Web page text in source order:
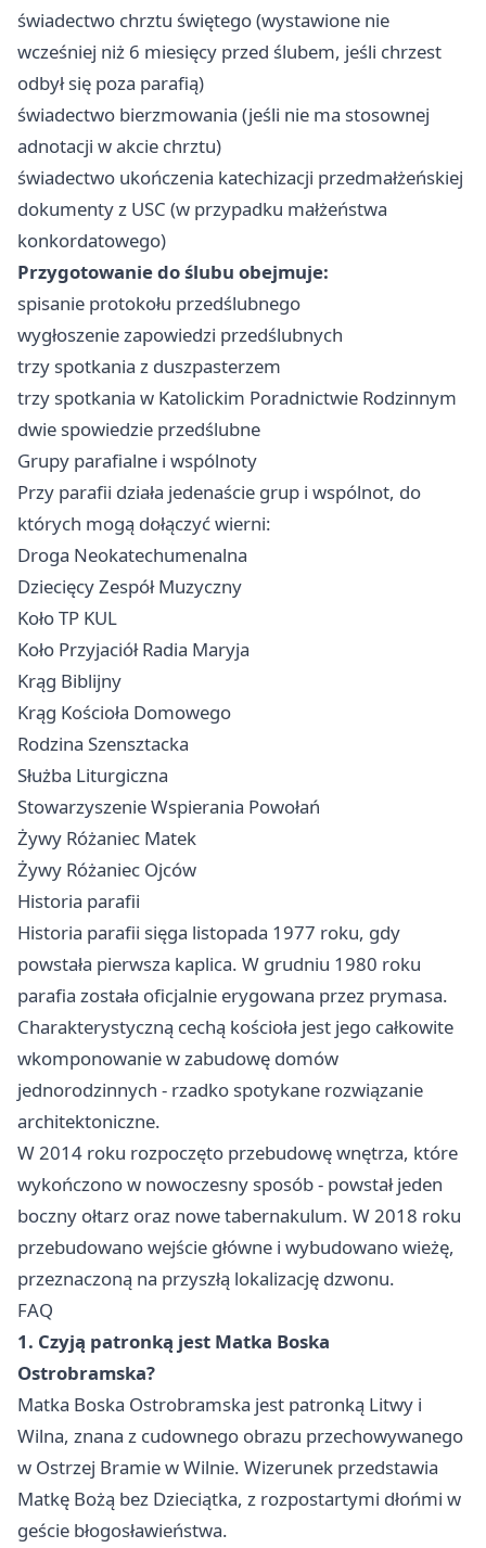
świadectwo chrztu świętego (wystawione nie
wcześniej niż 6 miesięcy przed ślubem, jeśli chrzest
odbył się poza parafią)
świadectwo bierzmowania (jeśli nie ma stosownej
adnotacji w akcie chrztu)
świadectwo ukończenia katechizacji przedmałżeńskiej
dokumenty z USC (w przypadku małżeństwa
konkordatowego)
Przygotowanie do ślubu obejmuje:
spisanie protokołu przedślubnego
wygłoszenie zapowiedzi przedślubnych
trzy spotkania z duszpasterzem
trzy spotkania w Katolickim Poradnictwie Rodzinnym
dwie spowiedzie przedślubne
Grupy parafialne i wspólnoty
Przy parafii działa jedenaście grup i wspólnot, do
których mogą dołączyć wierni:
Droga Neokatechumenalna
Dziecięcy Zespół Muzyczny
Koło TP KUL
Koło Przyjaciół Radia Maryja
Krąg Biblijny
Krąg Kościoła Domowego
Rodzina Szensztacka
Służba Liturgiczna
Stowarzyszenie Wspierania Powołań
Żywy Różaniec Matek
Żywy Różaniec Ojców
Historia parafii
Historia parafii sięga listopada 1977 roku, gdy
powstała pierwsza kaplica. W grudniu 1980 roku
parafia została oficjalnie erygowana przez prymasa.
Charakterystyczną cechą kościoła jest jego całkowite
wkomponowanie w zabudowę domów
jednorodzinnych - rzadko spotykane rozwiązanie
architektoniczne.
W 2014 roku rozpoczęto przebudowę wnętrza, które
wykończono w nowoczesny sposób - powstał jeden
boczny ołtarz oraz nowe tabernakulum. W 2018 roku
przebudowano wejście główne i wybudowano wieżę,
przeznaczoną na przyszłą lokalizację dzwonu.
FAQ
1. Czyją patronką jest Matka Boska
Ostrobramska?
Matka Boska Ostrobramska jest patronką Litwy i
Wilna, znana z cudownego obrazu przechowywanego
w Ostrzej Bramie w Wilnie. Wizerunek przedstawia
Matkę Bożą bez Dzieciątka, z rozpostartymi dłońmi w
geście błogosławieństwa.